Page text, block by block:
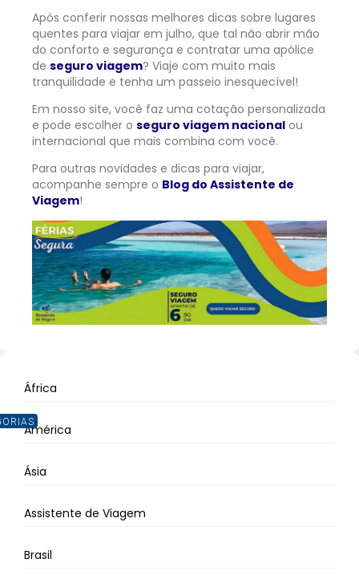
Após conferir nossas melhores dicas sobre lugares
quentes para viajar em julho, que tal não abrir mão
do conforto e segurança e contratar uma apólice
de seguro viagem? Viaje com muito mais
tranquilidade e tenha um passeio inesquecível!
Em nosso site, você faz uma cotação personalizada
e pode escolher o seguro viagem nacional ou
internacional que mais combina com você.
Para outras novidades e dicas para viajar,
acompanhe sempre o Blog do Assistente de
Viagem!
África
América
Ásia
Assistente de Viagem
Brasil